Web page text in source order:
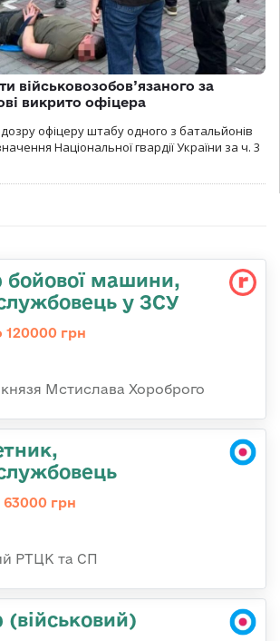
військовозобов’язаного за
викрито офіцера
офіцеру штабу одного з батальйонів
Національної гвардії України за ч. 3
машини,
у ЗСУ
120000 грн
Мстислава Хороброго
63000 грн
РТЦК та СП